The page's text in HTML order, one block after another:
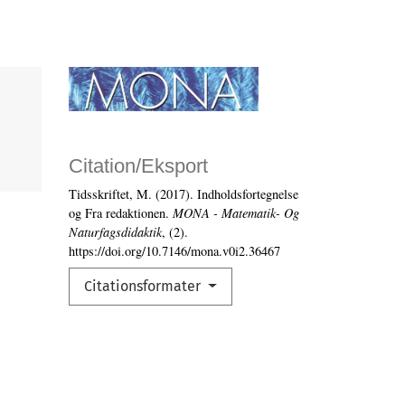
Citation/Eksport
Tidsskriftet, M. (2017). Indholdsfortegnelse
og Fra redaktionen. MONA - Matematik- Og
Naturfagsdidaktik, (2).
https://doi.org/10.7146/mona.v0i2.36467
Citationsformater